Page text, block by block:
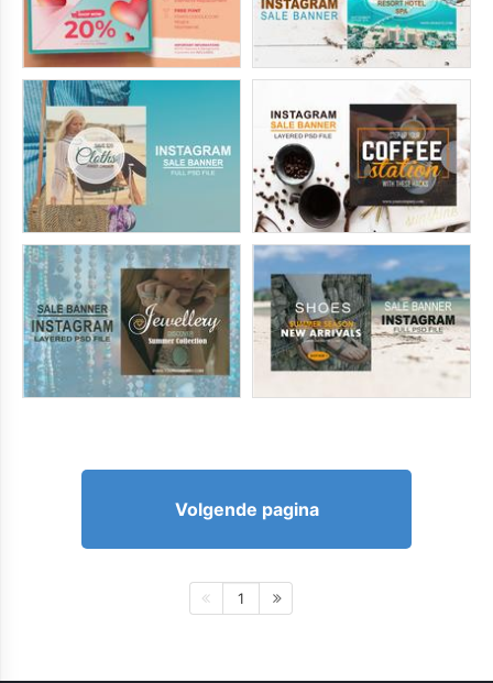
Volgende pagina
1